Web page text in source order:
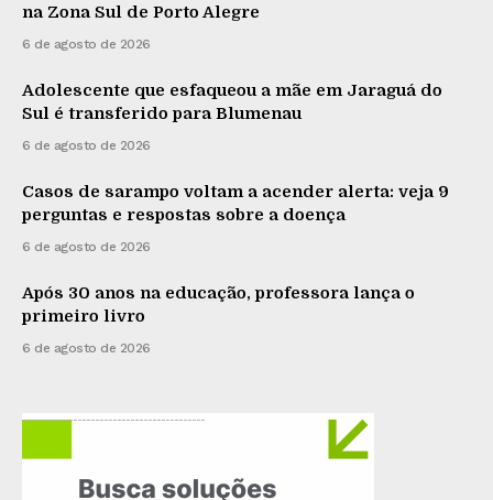
na Zona Sul de Porto Alegre
6 de agosto de 2026
Adolescente que esfaqueou a mãe em Jaraguá do
Sul é transferido para Blumenau
6 de agosto de 2026
Casos de sarampo voltam a acender alerta: veja 9
perguntas e respostas sobre a doença
6 de agosto de 2026
Após 30 anos na educação, professora lança o
primeiro livro
6 de agosto de 2026